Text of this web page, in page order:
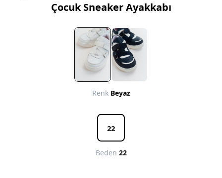
Çocuk Sneaker Ayakkabı
Renk Beyaz
22
Beden 22